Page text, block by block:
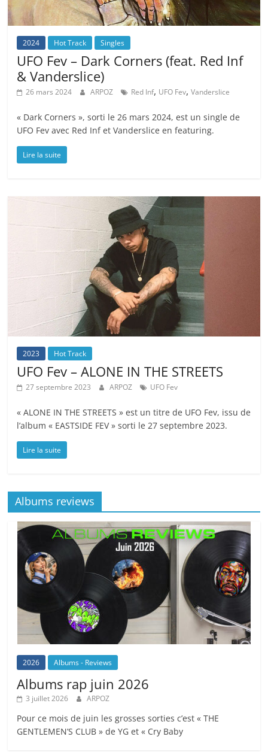
2024 Hot Track Singles
UFO Fev – Dark Corners (feat. Red Inf
& Vanderslice)
26 mars 2024 ARPOZ Red Inf, UFO Fev,Vanderslice
« Dark Corners », sorti le 26 mars 2024, est un single de
UFO Fev avec Red Inf et Vanderslice en featuring.
Lire la suite
2023 Hot Track
UFO Fev – ALONE IN THE STREETS
27 septembre 2023 ARPOZ UFO Fev
« ALONE IN THE STREETS » est un titre de UFO Fev, issu de
l’album « EASTSIDE FEV » sorti le 27 septembre 2023.
Lire la suite
Albums reviews
2026 Albums - Reviews
Albums rap juin 2026
3 juillet 2026 ARPOZ
Pour ce mois de juin les grosses sorties c’est « THE
GENTLEMEN’S CLUB » de YG et « Cry Baby